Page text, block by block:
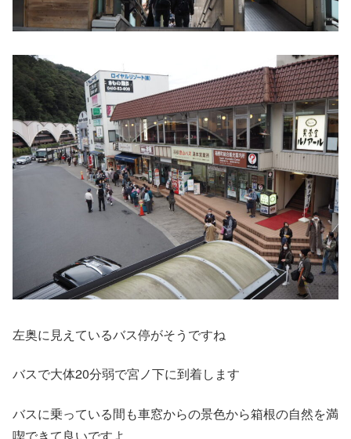
左奥に見えているバス停がそうですね
バスで大体20分弱で宮ノ下に到着します
バスに乗っている間も車窓からの景色から箱根の自然を満
喫できて良いですよ